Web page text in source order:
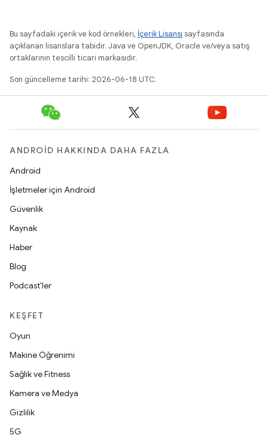
Bu sayfadaki içerik ve kod örnekleri, İçerik Lisansı sayfasında
açıklanan lisanslara tabidir. Java ve OpenJDK, Oracle ve/veya satış
ortaklarının tescilli ticari markasıdır.
Son güncelleme tarihi: 2026-06-18 UTC.
ANDROID HAKKINDA DAHA FAZLA
Android
İşletmeler için Android
Güvenlik
Kaynak
Haber
Blog
Podcast'ler
KEŞFET
Oyun
Makine Öğrenimi
Sağlık ve Fitness
Kamera ve Medya
Gizlilik
5G